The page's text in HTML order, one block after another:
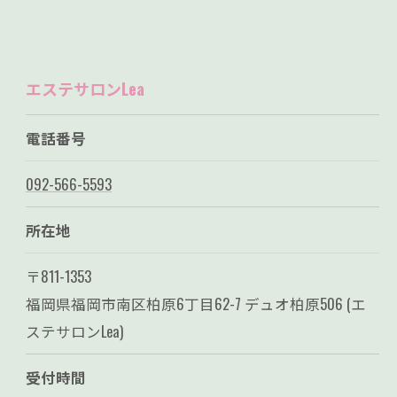
エステサロンLea
電話番号
092-566-5593
所在地
〒811-1353
福岡県福岡市南区柏原6丁目62-7 デュオ柏原506 (エ
ステサロンLea)
受付時間